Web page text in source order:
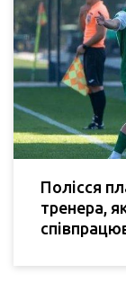
Полісся
тренера,